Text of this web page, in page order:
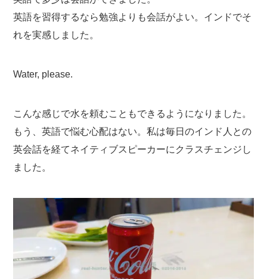
英語を習得するなら勉強よりも会話がよい。インドでそ
れを実感しました。
Water, please.
こんな感じで水を頼むこともできるようになりました。
もう、英語で悩む心配はない。私は毎日のインド人との
英会話を経てネイティブスピーカーにクラスチェンジし
ました。